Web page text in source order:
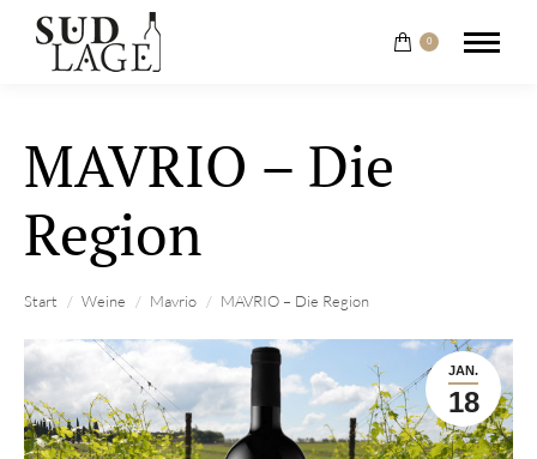
0
MAVRIO – Die
Region
Start Weine Mavrio MAVRIO – Die Region
JAN.
18